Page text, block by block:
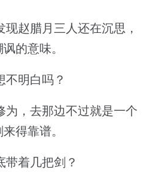
赵腊月三人还在沉思，
的意味。
明白吗？
，去那边不过就是一个
得靠谱。
着几把剑？